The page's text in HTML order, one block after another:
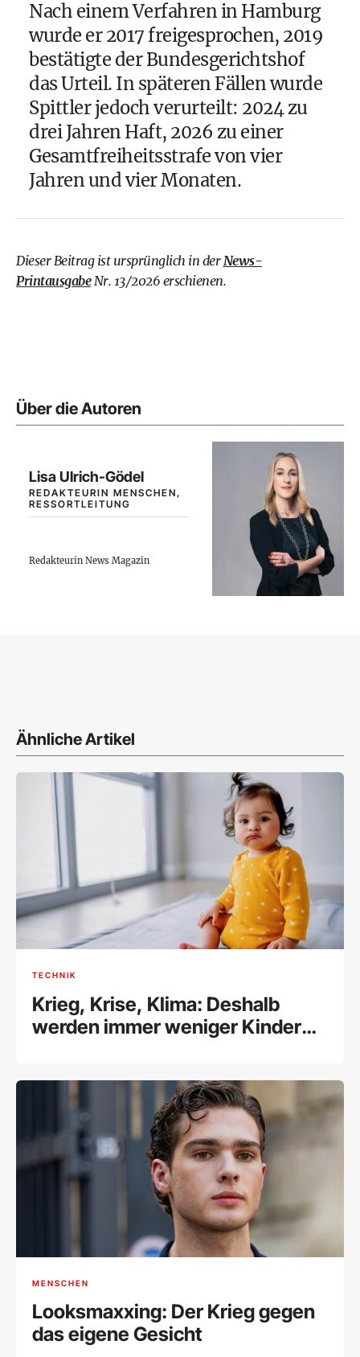
Nach einem Verfahren in Hamburg
wurde er 2017 freigesprochen, 2019
bestätigte der Bundesgerichtshof
das Urteil. In späteren Fällen wurde
Spittler jedoch verurteilt: 2024 zu
drei Jahren Haft, 2026 zu einer
Gesamtfreiheitsstrafe von vier
Jahren und vier Monaten.
Dieser Beitrag ist ursprünglich in derNews-
PrintausgabeNr. 13/2026 erschienen.
Über die Autoren
Lisa Ulrich-Gödel
REDAKTEURIN MENSCHEN,
RESSORTLEITUNG
Redakteurin News Magazin
Ähnliche Artikel
TECHNIK
Krieg, Krise, Klima: Deshalb
werden immer weniger Kinder
MENSCHEN
Looksmaxxing: Der Krieg gegen
das eigene Gesicht